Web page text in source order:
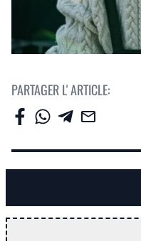
PARTAGER L' ARTICLE: